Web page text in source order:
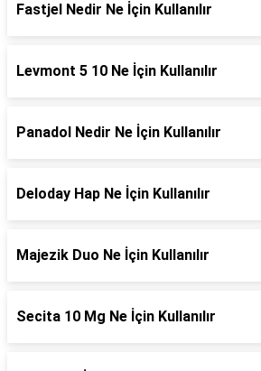
Fastjel Nedir Ne İçin Kullanılır
Levmont 5 10 Ne İçin Kullanılır
Panadol Nedir Ne İçin Kullanılır
Deloday Hap Ne İçin Kullanılır
Majezik Duo Ne İçin Kullanılır
Secita 10 Mg Ne İçin Kullanılır